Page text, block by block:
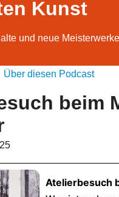
Kunst
und neue
Über diesen Podcast
beim